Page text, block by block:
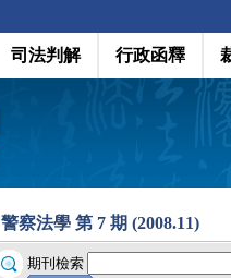
司法判解 行政函釋
警察法學 第 7 期 (2008.11)
期刊檢索